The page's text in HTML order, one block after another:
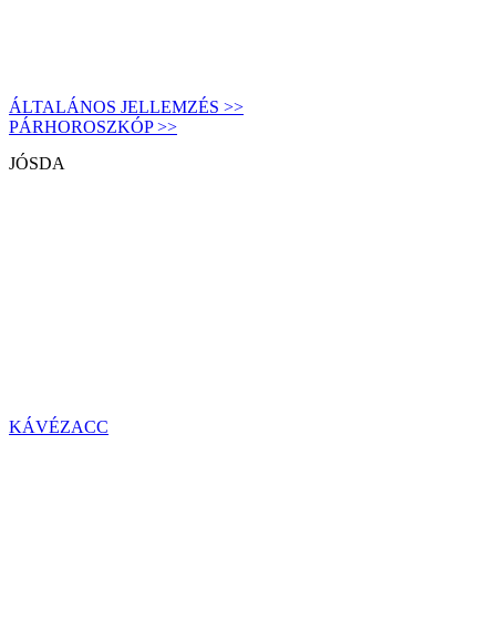
ÁLTALÁNOS JELLEMZÉS >>
PÁRHOROSZKÓP >>
JÓSDA
KÁVÉZACC